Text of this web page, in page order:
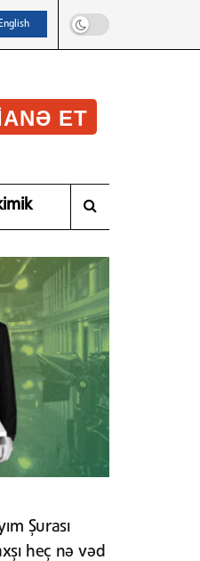
English
ET
Şurası
heç nə vəd